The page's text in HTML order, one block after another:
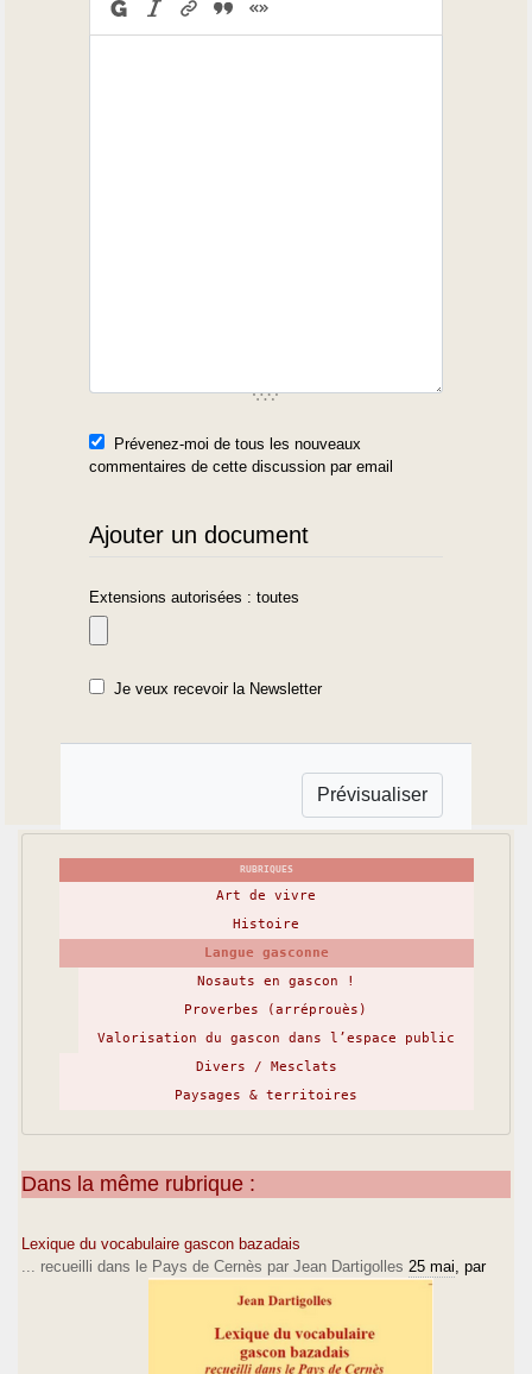
Prévenez-moi de tous les nouveaux
commentaires de cette discussion par email
Ajouter un document
Extensions autorisées : toutes
Je veux recevoir la Newsletter
RUBRIQUES
Art de vivre
Histoire
Langue gasconne
Nosauts en gascon !
Proverbes (arréprouès)
Valorisation du gascon dans l’espace public
Divers / Mesclats
Paysages & territoires
Dans la même rubrique :
Lexique du vocabulaire gascon bazadais
... recueilli dans le Pays de Cernès par Jean Dartigolles 25 mai, par